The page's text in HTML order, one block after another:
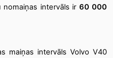
nomaiņas intervāls ir 60 000
maiņas intervāls Volvo V40